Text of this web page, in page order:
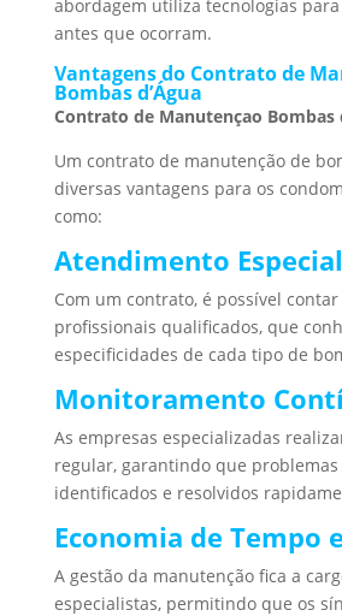
abordagem utiliza tecnologias
antes que ocorram.
Vantagens do Contrato de
Bombas d’Água
Contrato de Manutençao Bombas
Um contrato de manutenção de
diversas vantagens para os
como:
Atendimento
Com um contrato, é possível
profissionais qualificados, que
especificidades de cada tipo de
Monitoramento
As empresas especializadas
regular, garantindo que problemas
identificados e resolvidos
Economia de Tempo
A gestão da manutenção fica a
especialistas, permitindo que os